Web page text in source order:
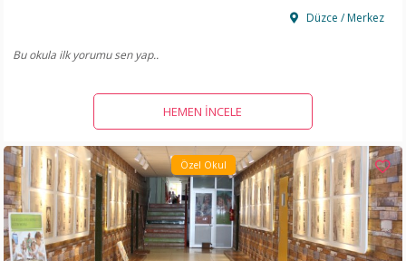
Düzce / Merkez
Bu okula ilk yorumu sen yap..
HEMEN İNCELE
Özel Okul